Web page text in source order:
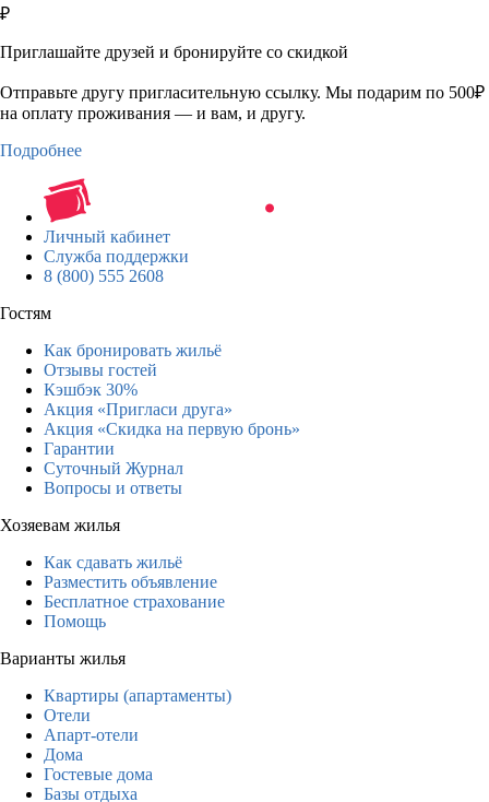
₽
Приглашайте друзей и бронируйте со скидкой
Отправьте другу пригласительную ссылку. Мы подарим по 500₽
на оплату проживания — и вам, и другу.
Подробнее
Личный кабинет
Служба поддержки
8 (800) 555 2608
Гостям
Как бронировать жильё
Отзывы гостей
Кэшбэк 30%
Акция «Пригласи друга»
Акция «Скидка на первую бронь»
Гарантии
Суточный Журнал
Вопросы и ответы
Хозяевам жилья
Как сдавать жильё
Разместить объявление
Бесплатное страхование
Помощь
Варианты жилья
Квартиры (апартаменты)
Отели
Апарт-отели
Дома
Гостевые дома
Базы отдыха